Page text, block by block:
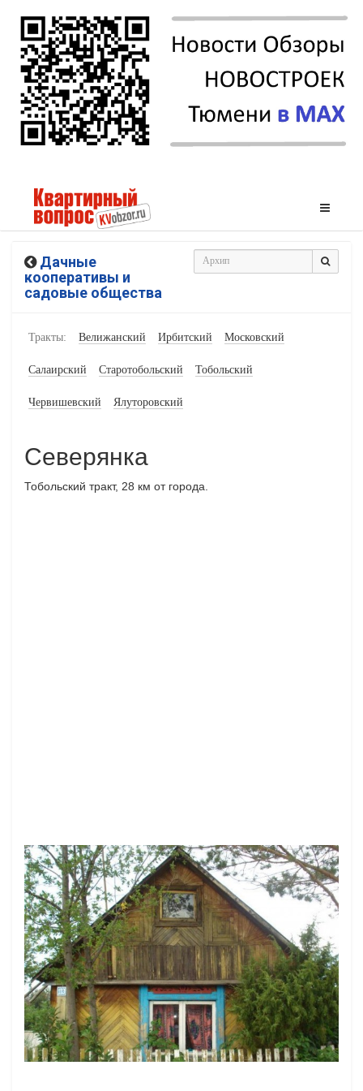
Дачные
кооперативы и
садовые общества
Тракты: Велижанский Ирбитский Московский
Салаирский Старотобольский Тобольский
Червишевский Ялуторовский
Северянка
Тобольский тракт, 28 км от города.